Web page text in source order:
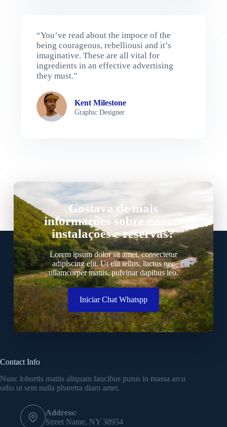
“You’ve read about the impoce of the
being courageous, rebelliousi and it’s
imaginative. These are all vital for
ingredients in an effective advertising
they must.”
Kent Milestone
Graphic Designer
Gostava de mais
informações sobre nossas
instalações e reservas?
Lorem ipsum dolor sit amet, consectetur
adipiscing elit. Ut elit tellus, luctus nec
ullamcorper mattis, pulvinar dapibus leo.
Iniciar Chat Whatspp
Contact Info
Nunc lobortis mattis aliquam faucibus purus in massa arcu
odio ut sem nulla pharetra diam amet.
Address:
Street Name, NY 38954